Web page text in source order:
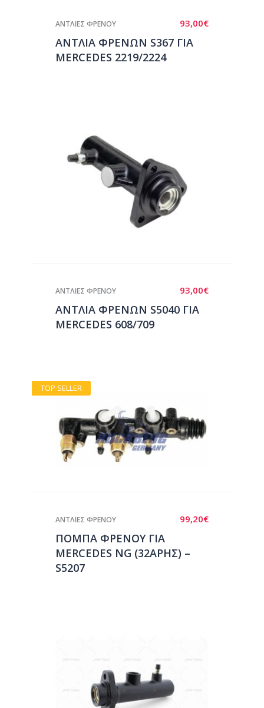
93,00€
ΑΝΤΛΙΕΣ ΦΡΕΝΟΥ
ΑΝΤΛΙΑ ΦΡΕΝΩΝ S367 ΓΙΑ
MERCEDES 2219/2224
93,00€
ΑΝΤΛΙΕΣ ΦΡΕΝΟΥ
ΑΝΤΛΙΑ ΦΡΕΝΩΝ S5040 ΓΙΑ
MERCEDES 608/709
TOP SELLER
99,20€
ΑΝΤΛΙΕΣ ΦΡΕΝΟΥ
ΠΟΜΠΑ ΦΡΕΝΟΥ ΓΙΑ
MERCEDES NG (32ΑΡΗΣ) –
S5207